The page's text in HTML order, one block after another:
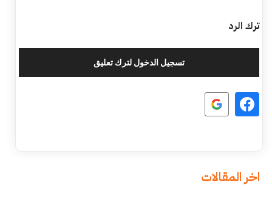
ترك الرد
تسجيل الدخول لترك تعليق
اخر المقالات